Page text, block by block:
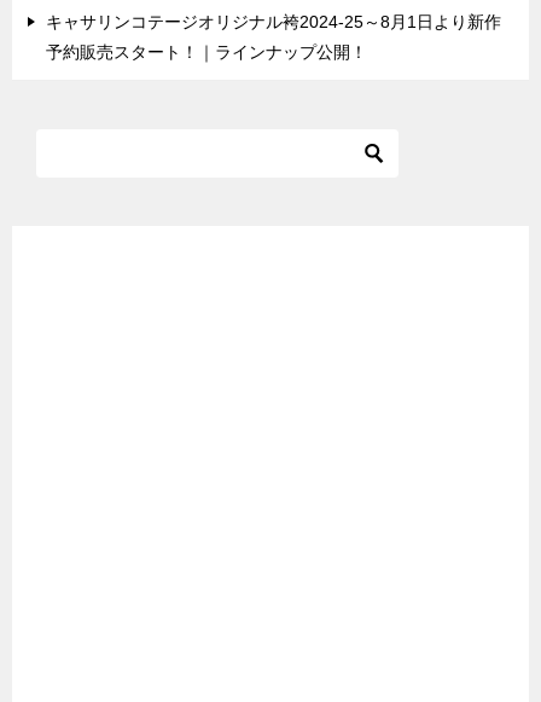
キャサリンコテージオリジナル袴2024-25～8月1日より新作
予約販売スタート！｜ラインナップ公開！